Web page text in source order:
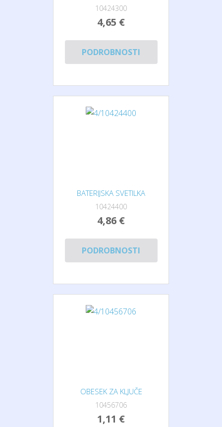
10424300
4,65 €
PODROBNOSTI
BATERIJSKA SVETILKA
10424400
4,86 €
PODROBNOSTI
OBESEK ZA KLJUČE
10456706
1,11 €